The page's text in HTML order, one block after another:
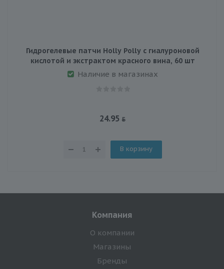
Гидрогелевые патчи Holly Polly с гиалуроновой
кислотой и экстрактом красного вина, 60 шт
Наличие в магазинах
24.95
В корзину
Компания
О компании
Магазины
Бренды